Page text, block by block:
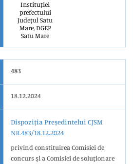
Instituției
prefectului
Județul Satu
Mare, DGEP
Satu Mare
483
18.12.2024
Dispoziția Președintelui CJSM
NR.483/18.12.2024
privind constituirea Comisiei de
concurs şi a Comisiei de soluţionare